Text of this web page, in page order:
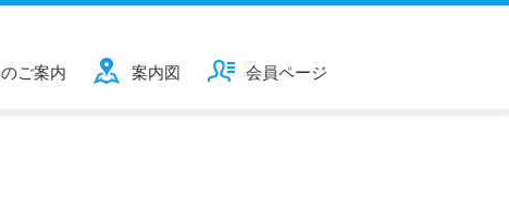
ご案内 案内図 会員ページ